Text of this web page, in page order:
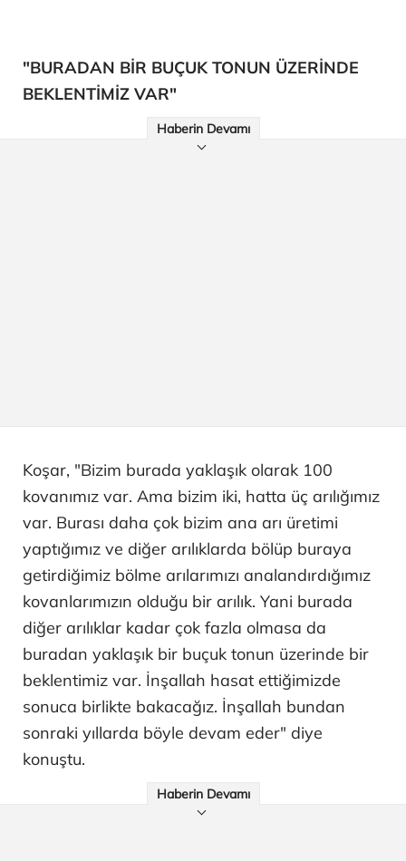
"BURADAN BİR BUÇUK TONUN ÜZERİNDE
BEKLENTİMİZ VAR"
Haberin Devamı
Koşar, "Bizim burada yaklaşık olarak 100
kovanımız var. Ama bizim iki, hatta üç arılığımız
var. Burası daha çok bizim ana arı üretimi
yaptığımız ve diğer arılıklarda bölüp buraya
getirdiğimiz bölme arılarımızı analandırdığımız
kovanlarımızın olduğu bir arılık. Yani burada
diğer arılıklar kadar çok fazla olmasa da
buradan yaklaşık bir buçuk tonun üzerinde bir
beklentimiz var. İnşallah hasat ettiğimizde
sonuca birlikte bakacağız. İnşallah bundan
sonraki yıllarda böyle devam eder" diye
konuştu.
Haberin Devamı